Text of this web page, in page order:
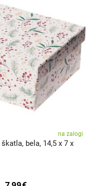
na zalogi
bela, 14,5 x 7 x